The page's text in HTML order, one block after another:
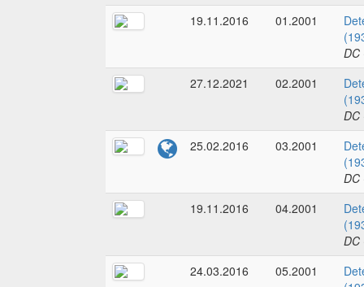
19.11.2016
01.2001
DC
27.12.2021
02.2001
DC
25.02.2016
03.2001
DC
19.11.2016
04.2001
DC
24.03.2016
05.2001